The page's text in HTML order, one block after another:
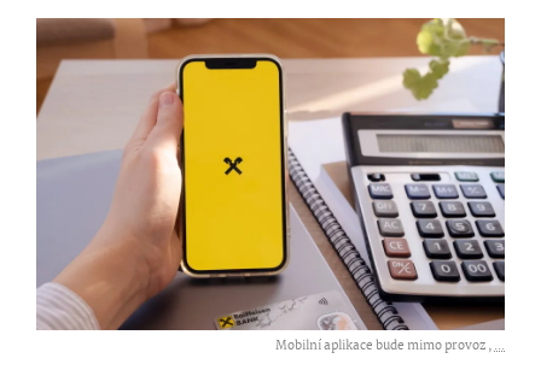
Mobilní aplikace bude mimo provoz ,...